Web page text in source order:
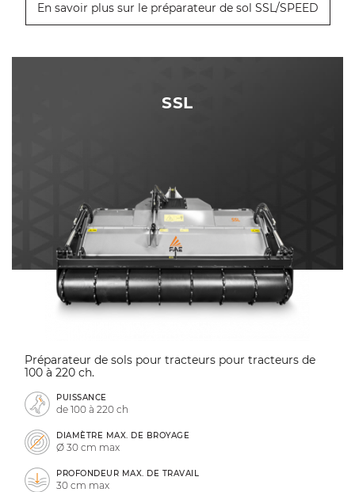
En savoir plus sur le préparateur de sol SSL/SPEED
SSL
Préparateur de sols pour tracteurs pour tracteurs de
100 à 220 ch.
PUISSANCE
de 100 à 220 ch
DIAMÈTRE MAX. DE BROYAGE
Ø 30 cm max
PROFONDEUR MAX. DE TRAVAIL
30 cm max